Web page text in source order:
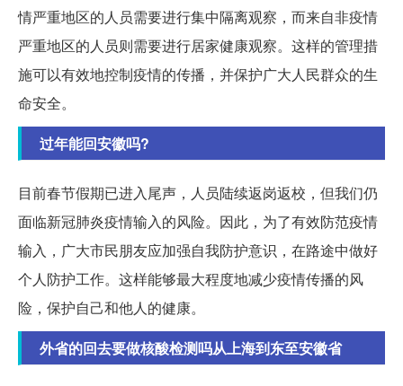
情严重地区的人员需要进行集中隔离观察，而来自非疫情
严重地区的人员则需要进行居家健康观察。这样的管理措
施可以有效地控制疫情的传播，并保护广大人民群众的生
命安全。
过年能回安徽吗?
目前春节假期已进入尾声，人员陆续返岗返校，但我们仍
面临新冠肺炎疫情输入的风险。因此，为了有效防范疫情
输入，广大市民朋友应加强自我防护意识，在路途中做好
个人防护工作。这样能够最大程度地减少疫情传播的风
险，保护自己和他人的健康。
外省的回去要做核酸检测吗从上海到东至安徽省